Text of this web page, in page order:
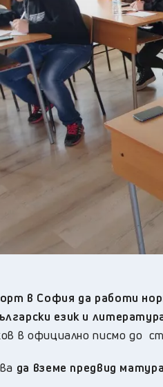
в София да работи
език и
в официално писмо до
да вземе предвид